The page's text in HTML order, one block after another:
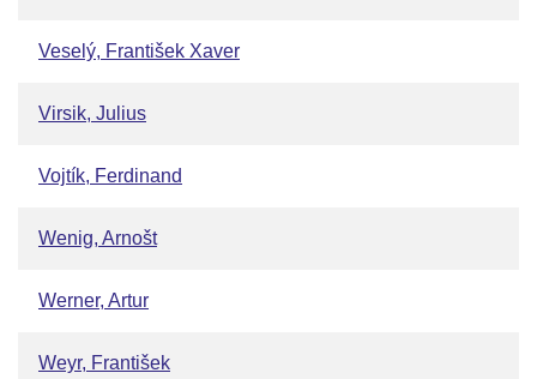
Veselý, František Xaver
Virsik, Julius
Vojtík, Ferdinand
Wenig, Arnošt
Werner, Artur
Weyr, František